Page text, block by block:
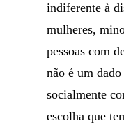
indiferente à
mulheres,
pessoas com
não é um
socialmente
escolha que